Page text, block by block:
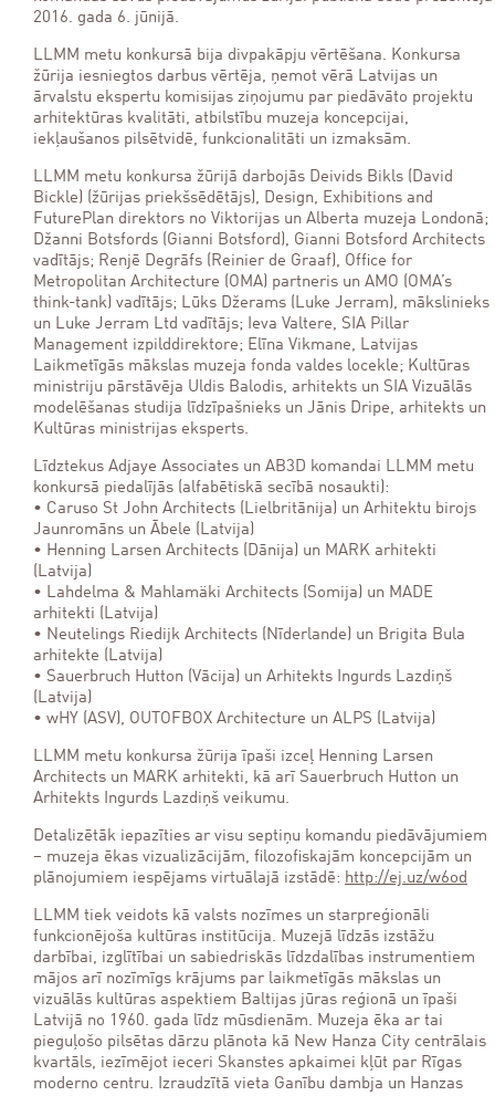
2016. gada 6. jūnijā.
LLMM metu konkursā bija divpakāpju vērtēšana. Konkursa
žūrija iesniegtos darbus vērtēja, ņemot vērā Latvijas un
ārvalstu ekspertu komisijas ziņojumu par piedāvāto projektu
arhitektūras kvalitāti, atbilstību muzeja koncepcijai,
iekļaušanos pilsētvidē, funkcionalitāti un izmaksām.
LLMM metu konkursa žūrijā darbojās Deivids Bikls (David
Bickle) (žūrijas priekšsēdētājs), Design, Exhibitions and
FuturePlan direktors no Viktorijas un Alberta muzeja Londonā;
Džanni Botsfords (Gianni Botsford), Gianni Botsford Architects
vadītājs; Renjē Degrāfs (Reinier de Graaf), Office for
Metropolitan Architecture (OMA) partneris un AMO (OMA’s
think-tank) vadītājs; Lūks Džerams (Luke Jerram), mākslinieks
un Luke Jerram Ltd vadītājs; Ieva Valtere, SIA Pillar
Management izpilddirektore; Elīna Vikmane, Latvijas
Laikmetīgās mākslas muzeja fonda valdes locekle; Kultūras
ministriju pārstāvēja Uldis Balodis, arhitekts un SIA Vizuālās
modelēšanas studija līdzīpašnieks un Jānis Dripe, arhitekts un
Kultūras ministrijas eksperts.
Līdztekus Adjaye Associates un AB3D komandai LLMM metu
konkursā piedalījās (alfabētiskā secībā nosaukti):
• Caruso St John Architects (Lielbritānija) un Arhitektu birojs
Jaunromāns un Ābele (Latvija)
• Henning Larsen Architects (Dānija) un MARK arhitekti
(Latvija)
• Lahdelma & Mahlamäki Architects (Somija) un MADE
arhitekti (Latvija)
• Neutelings Riedijk Architects (Nīderlande) un Brigita Bula
arhitekte (Latvija)
• Sauerbruch Hutton (Vācija) un Arhitekts Ingurds Lazdiņš
(Latvija)
• wHY (ASV), OUTOFBOX Architecture un ALPS (Latvija)
LLMM metu konkursa žūrija īpaši izceļ Henning Larsen
Architects un MARK arhitekti, kā arī Sauerbruch Hutton un
Arhitekts Ingurds Lazdiņš veikumu.
Detalizētāk iepazīties ar visu septiņu komandu piedāvājumiem
– muzeja ēkas vizualizācijām, filozofiskajām koncepcijām un
plānojumiem iespējams virtuālajā izstādē: http://ej.uz/w6od
LLMM tiek veidots kā valsts nozīmes un starpreģionāli
funkcionējoša kultūras institūcija. Muzejā līdzās izstāžu
darbībai, izglītībai un sabiedriskās līdzdalības instrumentiem
mājos arī nozīmīgs krājums par laikmetīgās mākslas un
vizuālās kultūras aspektiem Baltijas jūras reģionā un īpaši
Latvijā no 1960. gada līdz mūsdienām. Muzeja ēka ar tai
pieguļošo pilsētas dārzu plānota kā New Hanza City centrālais
kvartāls, iezīmējot ieceri Skanstes apkaimei kļūt par Rīgas
moderno centru. Izraudzītā vieta Ganību dambja un Hanzas